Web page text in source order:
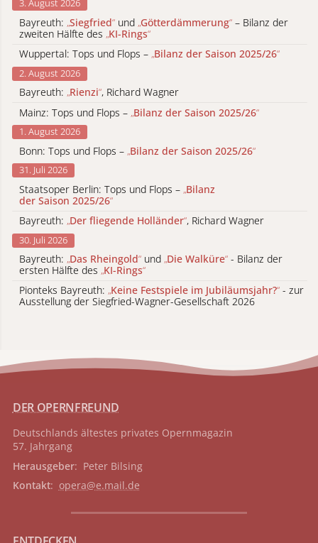
3. August 2026
Bayreuth: „Siegfried“ und „Götterdämmerung“ – Bilanz der
zweiten Hälfte des „KI-Rings“
Wuppertal: Tops und Flops – „Bilanz der Saison 2025/26“
2. August 2026
Bayreuth: „Rienzi“, Richard Wagner
Mainz: Tops und Flops – „Bilanz der Saison 2025/26“
1. August 2026
Bonn: Tops und Flops – „Bilanz der Saison 2025/26“
31. Juli 2026
Staatsoper Berlin: Tops und Flops – „Bilanz
der Saison 2025/26“
Bayreuth: „Der fliegende Holländer“, Richard Wagner
30. Juli 2026
Bayreuth: „Das Rheingold“ und „Die Walküre“ - Bilanz der
ersten Hälfte des „KI-Rings“
Pionteks Bayreuth: „Keine Festspiele im Jubiläumsjahr?“ - zur
Ausstellung der Siegfried-Wagner-Gesellschaft 2026
DER OPERNFREUND
Deutschlands ältestes privates Opernmagazin
57. Jahrgang
Herausgeber: Peter Bilsing
Kontakt: opera@e.mail.de